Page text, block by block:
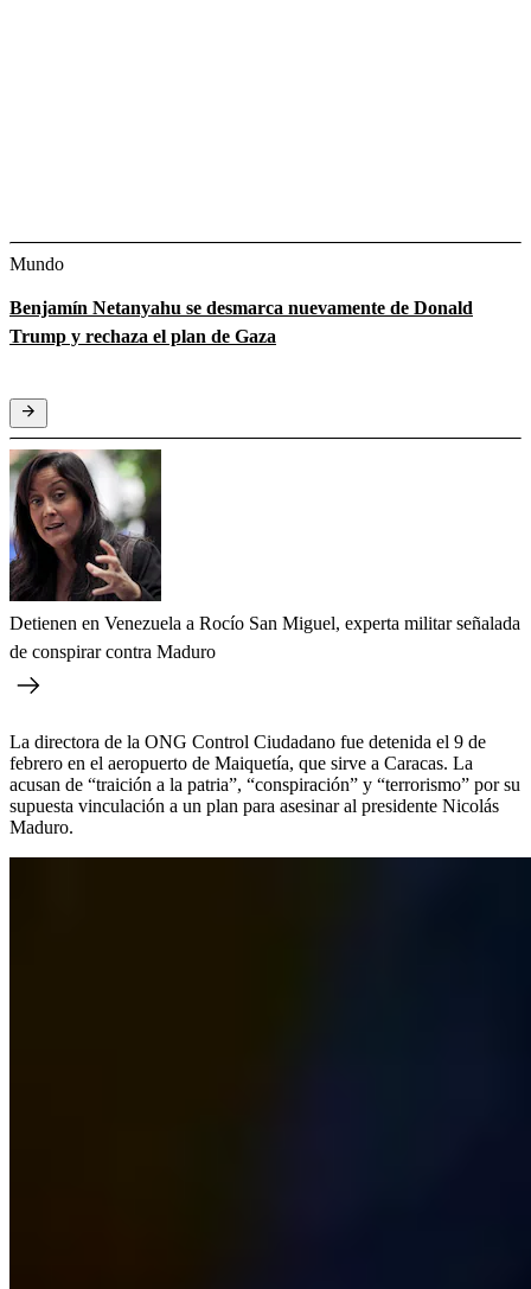
Mundo
Benjamín Netanyahu se desmarca nuevamente de Donald
Trump y rechaza el plan de Gaza
Detienen en Venezuela a Rocío San Miguel, experta militar señalada
de conspirar contra Maduro
La directora de la ONG Control Ciudadano fue detenida el 9 de
febrero en el aeropuerto de Maiquetía, que sirve a Caracas. La
acusan de “traición a la patria”, “conspiración” y “terrorismo” por su
supuesta vinculación a un plan para asesinar al presidente Nicolás
Maduro.